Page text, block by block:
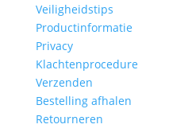
Veiligheidstips
Productinformatie
Privacy
Klachtenprocedure
Verzenden
Bestelling afhalen
Retourneren